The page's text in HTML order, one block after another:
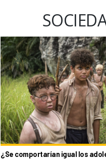
¿Se comportarían igual los